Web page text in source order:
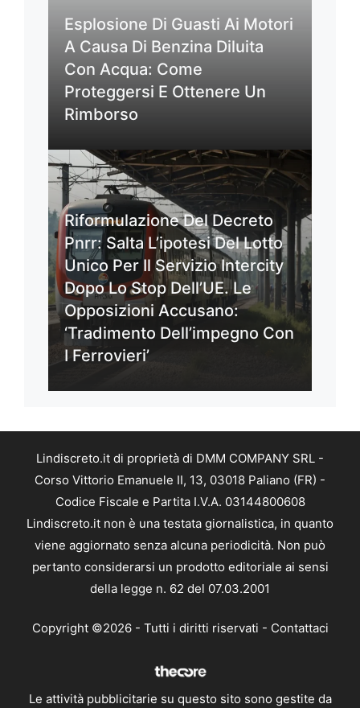
Esplosione Di Guasti Ai Motori
A Causa Di Benzina Diluita
Con Acqua: Come
Proteggersi E Ottenere Un
Rimborso
Riformulazione Del Decreto
Pnrr: Salta L’ipotesi Del Lotto
Unico Per Il Servizio Intercity
Dopo Lo Stop Dell’UE. Le
Opposizioni Accusano:
‘Tradimento Dell’impegno Con
I Ferrovieri’
Lindiscreto.it di proprietà di DMM COMPANY SRL -
Corso Vittorio Emanuele II, 13, 03018 Paliano (FR) -
Codice Fiscale e Partita I.V.A. 03144800608
Lindiscreto.it non è una testata giornalistica, in quanto
viene aggiornato senza alcuna periodicità. Non può
pertanto considerarsi un prodotto editoriale ai sensi
della legge n. 62 del 07.03.2001
Copyright ©2026 - Tutti i diritti riservati - Contattaci
Le attività pubblicitarie su questo sito sono gestite da